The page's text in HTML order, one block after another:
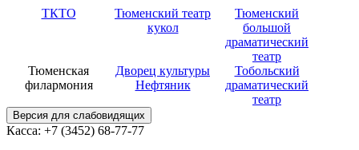
ТКТО
Тюменский театр
кукол
Тюменский
большой
драматический
театр
Тюменская
филармония
Дворец культуры
Нефтяник
Тобольский
драматический
театр
Версия для слабовидящих
Касса: +7 (3452) 68-77-77